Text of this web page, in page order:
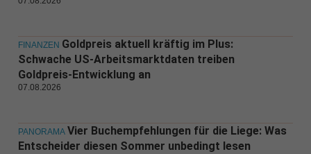
FINANZEN Goldpreis aktuell kräftig im Plus:
Schwache US-Arbeitsmarktdaten treiben
Goldpreis-Entwicklung an
07.08.2026
PANORAMA Vier Buchempfehlungen für die Liege: Was
Entscheider diesen Sommer unbedingt lesen